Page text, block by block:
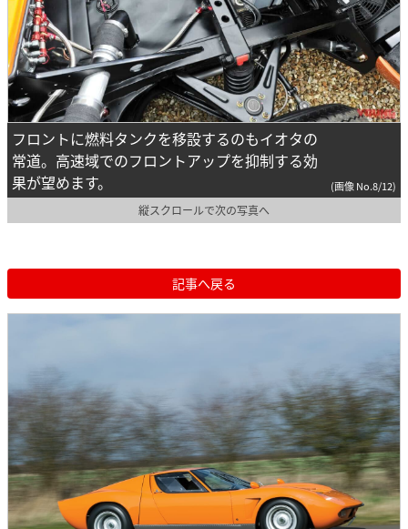
フロントに燃料タンクを移設するのもイオタの
常道。高速域でのフロントアップを抑制する効
果が望めます。
(画像 No.8/12)
縦スクロールで次の写真へ
記事へ戻る